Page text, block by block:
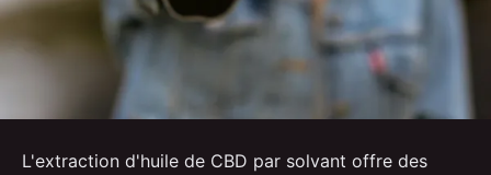
L'extraction d'huile de CBD par solvant offre des